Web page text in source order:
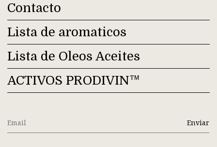
Contacto
Lista de aromaticos
Lista de Oleos Aceites
ACTIVOS PRODIVIN™